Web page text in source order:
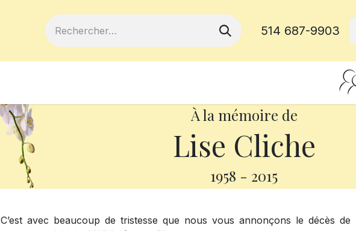
514 687-9903
À la mémoire de
Lise Cliche
1958 - 2015
C’est avec beaucoup de tristesse que nous vous annonçons le décès de